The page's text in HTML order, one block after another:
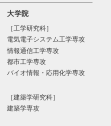
大学院
［工学研究科］
電気電⼦システム⼯学専攻
情報通信⼯学専攻
都市⼯学専攻
バイオ情報・応⽤化学専攻
［建築学研究科］
建築学専攻